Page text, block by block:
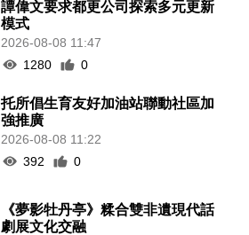
譚偉文要求都更公司探索多元更新
模式
2026-08-08 11:47
1280
0
托所倡生育友好加油站聯動社區加
強推廣
2026-08-08 11:22
392
0
《夢影牡丹亭》糅合雙非遺現代話
劇展文化交融